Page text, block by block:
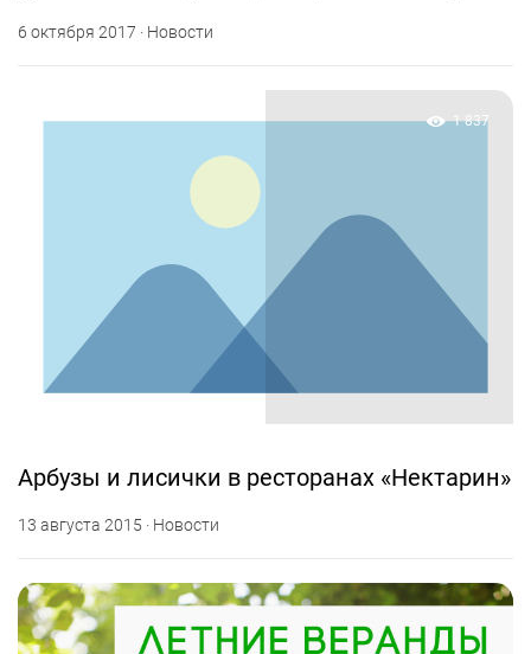
6 октября 2017 · Новости
1 837
Арбузы и лисички в ресторанах «Нектарин»
13 августа 2015 · Новости